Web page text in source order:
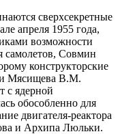
сверхсекретные
апреля 1955 года,
возможности
самолетов, Совмин
конструкторские
Мясищева В.М.
с ядерной
обособленно для
двигателя-реактора
и Архипа Люльки.